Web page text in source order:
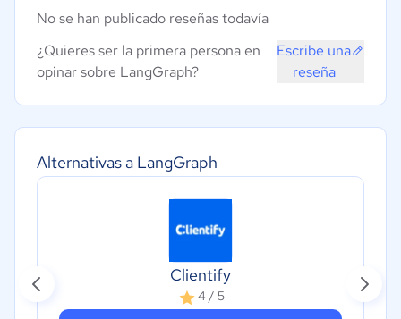
Alternativas a LangGraph
Clientify
4 / 5
No se han publicado reseñas todavía
¿Quieres ser la primera persona en
opinar sobre LangGraph?
Escribe una
reseña